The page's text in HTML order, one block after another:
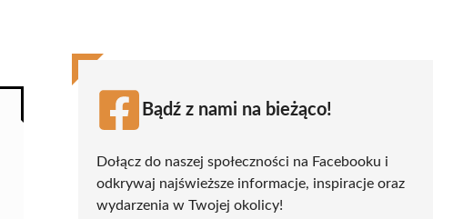
Bądź z nami na bieżąco!
Dołącz do naszej społeczności na Facebooku i
odkrywaj najświeższe informacje, inspiracje oraz
wydarzenia w Twojej okolicy!